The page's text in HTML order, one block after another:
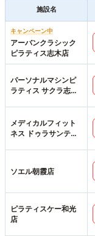
施設名
キャンペーン中
アーバンクラシック
ピラティス志木店
パーソナルマシンピ
ラティス サクラ志木
メディカルフィット
ネス ドゥラサンテ本
ソエル朝霞店
ピラティスケー和光
店